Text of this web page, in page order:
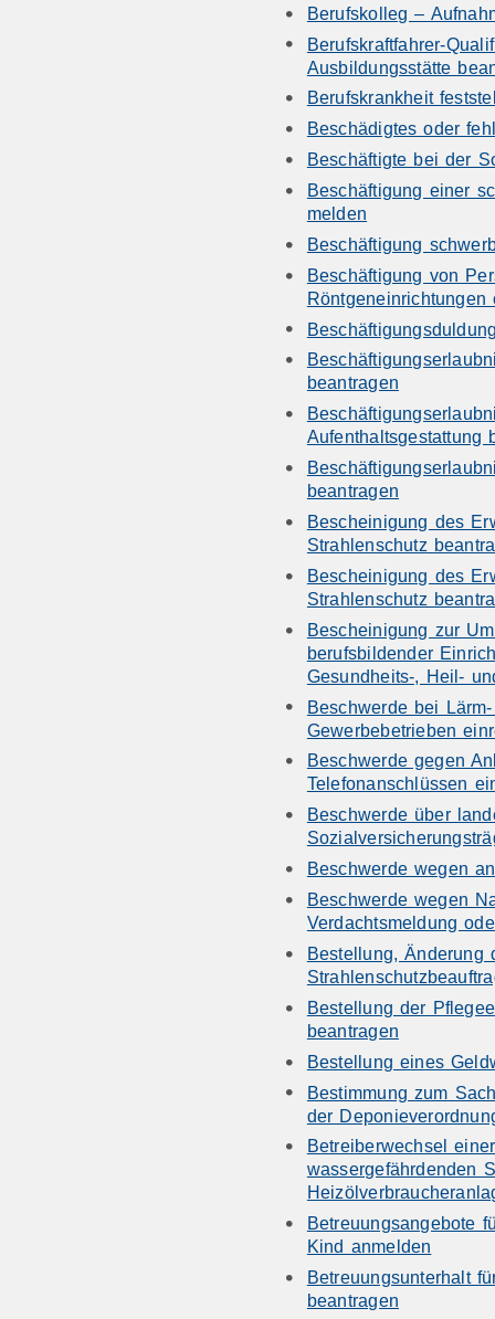
Berufskolleg –
Berufskraftfahrer-
Ausbildungsstätte
Berufskrankheit
Beschädigtes oder
Beschäftigte bei der
Beschäftigung einer
melden
Beschäftigung
Beschäftigung von
beantragen
Aufenthaltsgestattung
beantragen
Bescheinigung des
Strahlenschutz
Bescheinigung des
Strahlenschutz
Bescheinigung zur
berufsbildender
Gesundheits-, Heil-
Beschwerde bei
Gewerbebetrieben
Beschwerde gegen
Telefonanschlüssen
Beschwerde über
Beschwerde wegen
Beschwerde wegen
Verdachtsmeldung
Bestellung, Änderung
Bestellung der
beantragen
Bestellung eines
Bestimmung zum
der
Betreiberwechsel
wassergefährdenden
Betreuungsangebote
Kind anmelden
Betreuungsunterhalt
beantragen